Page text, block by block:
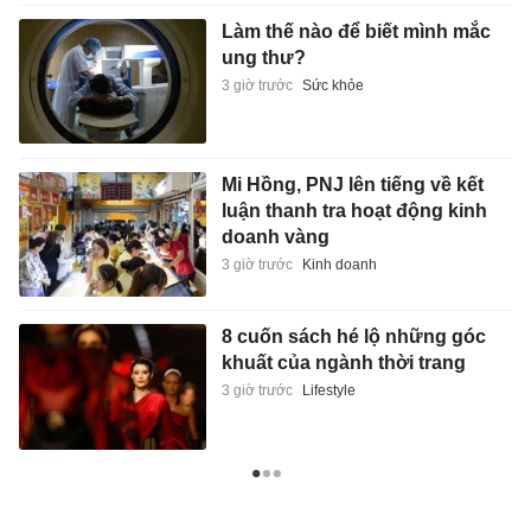
Làm thế nào để biết mình mắc
ung thư?
3 giờ trước Sức khỏe
Mi Hồng, PNJ lên tiếng về kết
luận thanh tra hoạt động kinh
doanh vàng
3 giờ trước Kinh doanh
8 cuốn sách hé lộ những góc
khuất của ngành thời trang
3 giờ trước Lifestyle